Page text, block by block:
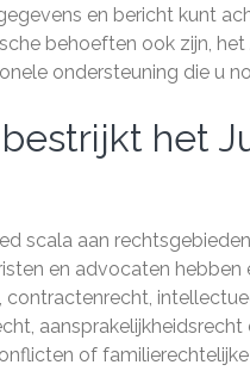
en bericht kunt
behoeften ook zijn,
ondersteuning die u
het
scala aan
en advocaten
of